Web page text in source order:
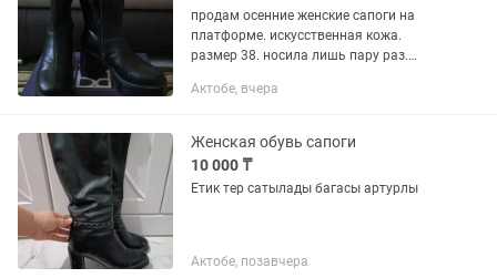
продам осенние женские сапоги на
платформе. искусственная кожа.
размер 38. носила лишь пару раз.
Актобе, вчера
Женская обувь сапоги
10 000 ₸
Етик тер сатылады багасы артурлы
Актобе, позавчера